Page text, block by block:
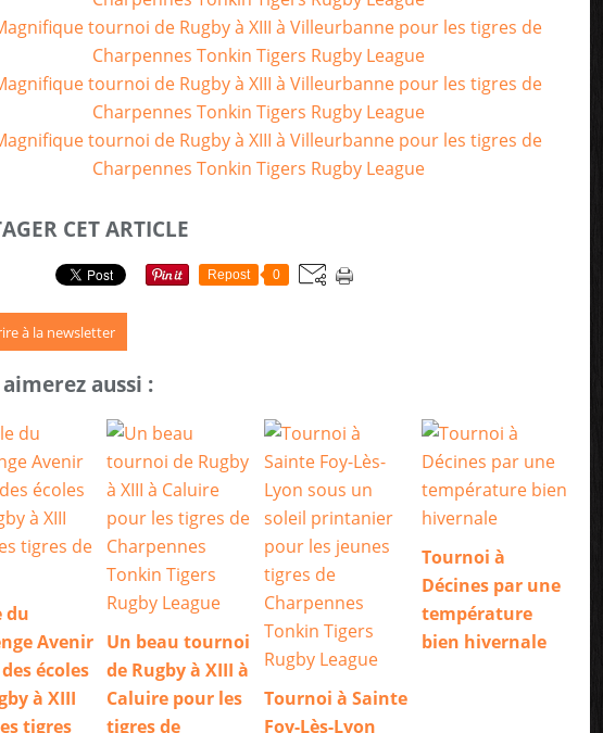
CET ARTICLE
Repost 0
à la newsletter
aussi :
du
Avenir
écoles
à XIII
tigres
Un beau tournoi
de Rugby à XIII à
Caluire pour les
tigres de
Tournoi à Sainte
Foy-Lès-Lyon
Tournoi à
Décines par une
température
bien hivernale